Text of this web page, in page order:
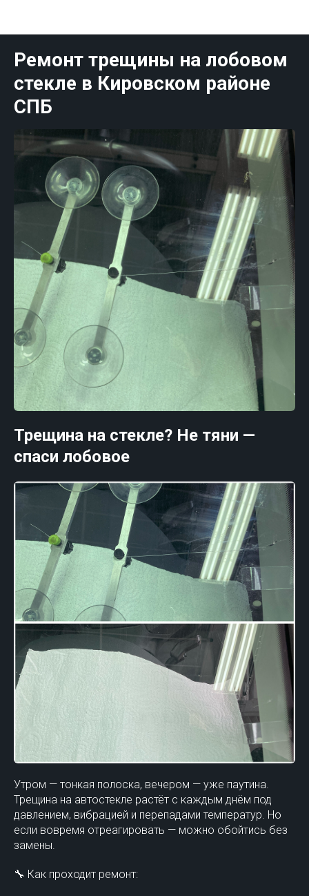
Ремонт трещины на лобовом
стекле в Кировском районе
СПБ
Трещина на стекле? Не тяни —
спаси лобовое
Утром — тонкая полоска, вечером — уже паутина.
Трещина на автостекле растёт с каждым днём под
давлением, вибрацией и перепадами температур. Но
если вовремя отреагировать — можно обойтись без
замены.
🔧 Как проходит ремонт: